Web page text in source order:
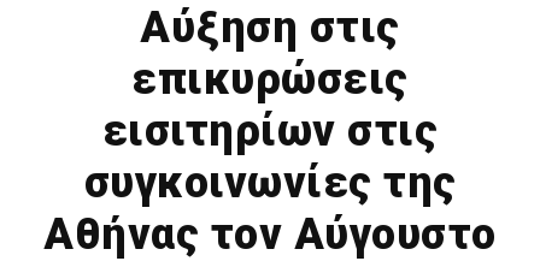
Αύξηση στις
επικυρώσεις
εισιτηρίων στις
συγκοινωνίες της
Αθήνας τον Αύγουστο